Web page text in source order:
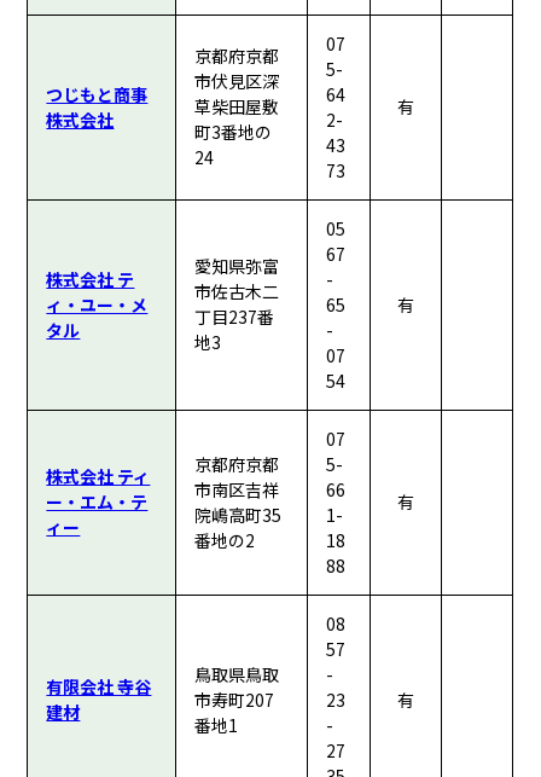
つじもと商事
株式会社
京都府京都
市伏見区深
草柴田屋敷
町3番地の
24
07
5-
64
2-
43
73
有
株式会社 テ
ィ・ユー・メ
タル
愛知県弥富
市佐古木二
丁目237番
地3
05
67
-
65
-
07
54
有
株式会社 ティ
ー・エム・テ
ィー
京都府京都
市南区吉祥
院嶋高町35
番地の2
07
5-
66
1-
18
88
有
有限会社 寺谷
建材
鳥取県鳥取
市寿町207
番地1
08
57
-
23
-
27
有